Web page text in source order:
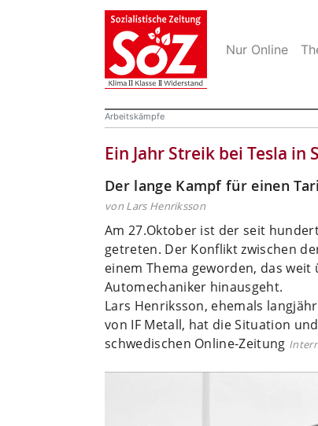
Nur Online
Arbeitskämpfe
Ein Jahr Streik bei Tesla in
Der lange Kampf für einen
von Lars Henriksson
Am 27.Oktober ist der seit
getreten. Der Konflikt zwischen
einem Thema geworden, das
Automechaniker hinausgeht.
Lars Henriksson, ehemals
von IF Metall, hat die Situation
schwedischen Online-Zeitung